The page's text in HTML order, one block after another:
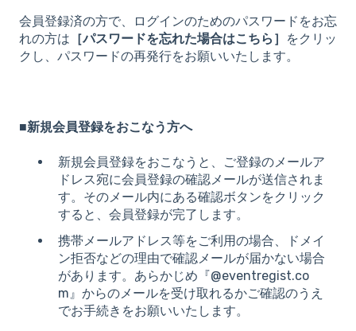
会員登録済の方で、ログインのためのパスワードをお忘
れの方は ［パスワードを忘れた場合はこちら］
をクリッ
クし、パスワードの再発行をお願いいたします。
■新規会員登録をおこなう方へ
新規会員登録をおこなうと、ご登録のメールア
ドレス宛に会員登録の確認メールが送信されま
す。そのメール内にある確認ボタンをクリック
すると、会員登録が完了します。
携帯メールアドレス等をご利用の場合、ドメイ
ン拒否などの理由で確認メールが届かない場合
があります。あらかじめ『@eventregist.co
m』からのメールを受け取れるかご確認のうえ
でお手続きをお願いいたします。